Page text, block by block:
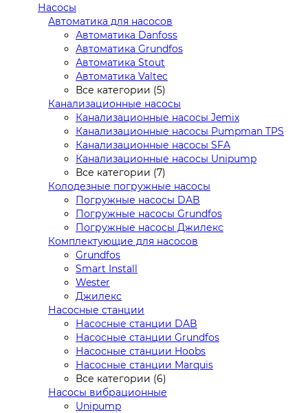
Насосы
Автоматика для насосов
Автоматика Danfoss
Автоматика Grundfos
Автоматика Stout
Автоматика Valtec
Все категории (5)
Канализационные насосы
Канализационные насосы Jemix
Канализационные насосы Pumpman TPS
Канализационные насосы SFA
Канализационные насосы Unipump
Все категории (7)
Колодезные погружные насосы
Погружные насосы DAB
Погружные насосы Grundfos
Погружные насосы Джилекс
Комплектующие для насосов
Grundfos
Smart Install
Wester
Джилекс
Насосные станции
Насосные станции DAB
Насосные станции Grundfos
Насосные станции Hoobs
Насосные станции Marquis
Все категории (6)
Насосы вибрационные
Unipump